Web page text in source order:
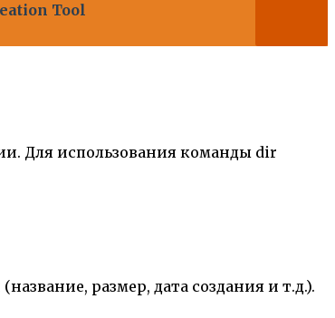
Tool
Для использования команды dir
размер, дата создания и т.д.).